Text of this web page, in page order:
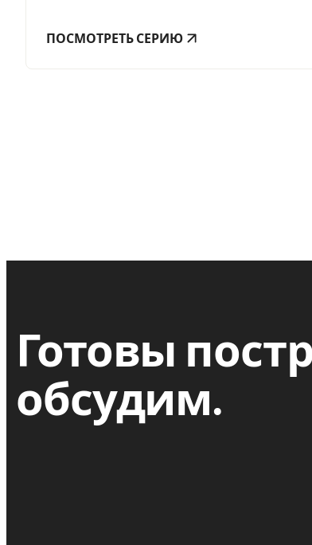
ПОСМОТРЕТЬ СЕРИЮ
Готовы
обсудим.